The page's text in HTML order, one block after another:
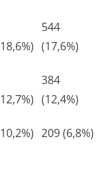
544
(17,6%)
384
(12,4%)
209 (6,8%)